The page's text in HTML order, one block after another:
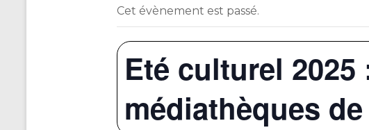
Cet évènement est passé.
Eté culturel
médiathèques